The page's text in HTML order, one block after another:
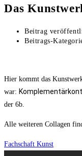
Das
Beitrag
Beitrags-
Hier kommt das
war:
der 6b.
Alle weiteren Collagen
Fachschaft Kunst